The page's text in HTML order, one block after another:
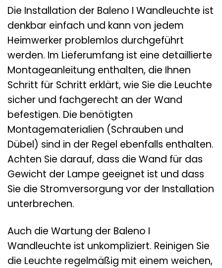
Die Installation der Baleno I Wandleuchte ist
denkbar einfach und kann von jedem
Heimwerker problemlos durchgeführt
werden. Im Lieferumfang ist eine detaillierte
Montageanleitung enthalten, die Ihnen
Schritt für Schritt erklärt, wie Sie die Leuchte
sicher und fachgerecht an der Wand
befestigen. Die benötigten
Montagematerialien (Schrauben und
Dübel) sind in der Regel ebenfalls enthalten.
Achten Sie darauf, dass die Wand für das
Gewicht der Lampe geeignet ist und dass
Sie die Stromversorgung vor der Installation
unterbrechen.
Auch die Wartung der Baleno I
Wandleuchte ist unkompliziert. Reinigen Sie
die Leuchte regelmäßig mit einem weichen,